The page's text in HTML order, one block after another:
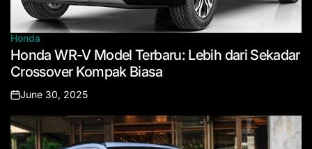
Posted
in
Honda
Honda WR-V Model Terbaru: Lebih dari Sekadar
Crossover Kompak Biasa
Posted
on
June 30, 2025